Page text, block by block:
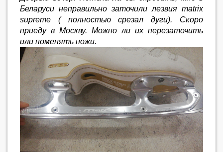
Беларуси неправильно заточили лезвия matrix
supreme ( полностью срезал дуги). Скоро
приеду в Москву. Можно ли их перезаточить
или поменять ножи.